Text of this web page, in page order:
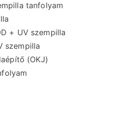
tanfolyam
+ UV szempilla
szempilla
(OKJ)